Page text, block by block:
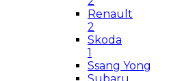
Renault
2
Skoda
1
Ssang Yong